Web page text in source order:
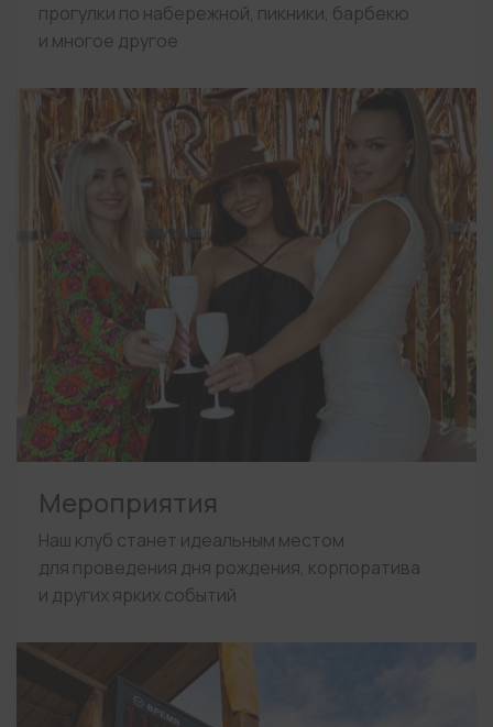
прогулки по набережной, пикники, барбекю
и многое другое
Мероприятия
Наш клуб станет идеальным местом
для проведения дня рождения, корпоратива
и других ярких событий